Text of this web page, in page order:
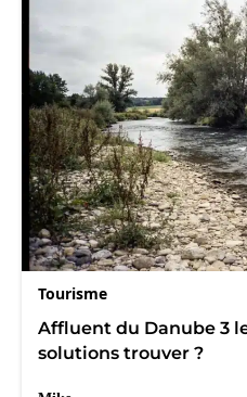
Tourisme
Affluent du Danube 3
solutions trouver ?